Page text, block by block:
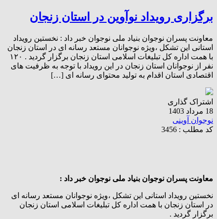
برگزاری رویداد‌ نوآوین در استان زنجان
معاونت پسران نوجوان بنیاد ملی نوجوان خبر داد : نخستین رویداد
استانی این تشکل ،ویژه نوجوانان مستعد رسانه ای در استان زنجان
با همت اداره کل تبلیغات اسلامی استان زنجان برگزار گردید . ۱۲۰
نفر از نوجوانان استان زنجان در این رویداد با توجه به ظرفیت های
اقتصادی استان اقدام به تولید محتوای رسانه ای […]
اشتراک گذاری
18 مرداد 1403
نوجوان آوینی
کد مطلب : 3456
معاونت پسران نوجوان بنیاد ملی نوجوان خبر داد :
نخستین رویداد استانی این تشکل ،ویژه نوجوانان مستعد رسانه ای
در استان زنجان با همت اداره کل تبلیغات اسلامی استان زنجان
برگزار گردید .